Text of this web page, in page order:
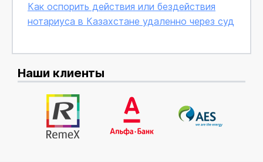
Как оспорить действия или бездействия
нотариуса в Казахстане удаленно через суд
Наши клиенты